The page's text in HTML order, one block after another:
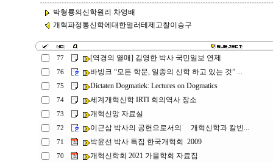
박형룡의신학원리 차영배
개혁파정통신학에대한멀러테제고찰이승구
77 [역경의 열매] 김영한 박사 국민일보 연제
76 바빙크 “모든 학문, 일종의 신학 하고 있는 것” ...
75 Dictaten Dogmatiek: Lectures on Dogmatics
74 세계개혁신학 IRTI 회의역사 장소
73 개혁신앙 자료실
72 이근삼 박사의 공헌으로서의 개혁신학과 칼빈...
71 박윤선 박사 특집 한국개혁회 2009
70 개혁신학회 2021 가을학회 자료집